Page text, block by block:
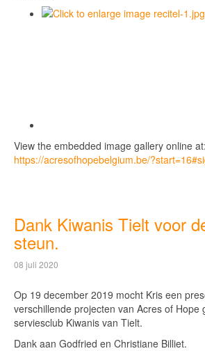
View the embedded image gallery online at:
https://acresofhopebelgium.be/
Dank Kiwanis Tielt voor
steun.
08 juli 2020
Op 19 december 2019 mocht Kris een
verschillende projecten van Acres of Hope
serviesclub Kiwanis van Tielt.
Dank aan Godfried en Christiane Billiet.